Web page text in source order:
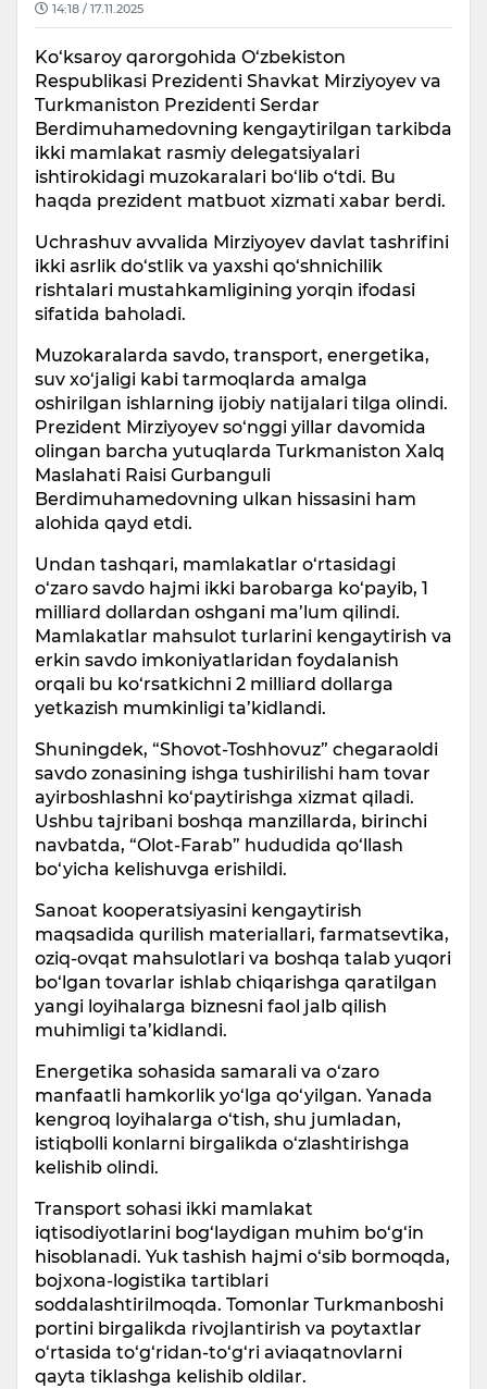
14:18 / 17.11.2025
Ko‘ksaroy qarorgohida O‘zbekiston
Respublikasi Prezidenti Shavkat Mirziyoyev va
Turkmaniston Prezidenti Serdar
Berdimuhamedovning kengaytirilgan tarkibda
ikki mamlakat rasmiy delegatsiyalari
ishtirokidagi muzokaralari bo‘lib o‘tdi. Bu
haqda prezident matbuot xizmati xabar berdi.
Uchrashuv avvalida Mirziyoyev davlat tashrifini
ikki asrlik do‘stlik va yaxshi qo‘shnichilik
rishtalari mustahkamligining yorqin ifodasi
sifatida baholadi.
Muzokaralarda savdo, transport, energetika,
suv xo‘jaligi kabi tarmoqlarda amalga
oshirilgan ishlarning ijobiy natijalari tilga olindi.
Prezident Mirziyoyev so‘nggi yillar davomida
olingan barcha yutuqlarda Turkmaniston Xalq
Maslahati Raisi Gurbanguli
Berdimuhamedovning ulkan hissasini ham
alohida qayd etdi.
Undan tashqari, mamlakatlar o‘rtasidagi
o‘zaro savdo hajmi ikki barobarga ko‘payib, 1
milliard dollardan oshgani ma’lum qilindi.
Mamlakatlar mahsulot turlarini kengaytirish va
erkin savdo imkoniyatlaridan foydalanish
orqali bu ko‘rsatkichni 2 milliard dollarga
yetkazish mumkinligi ta’kidlandi.
Shuningdek, “Shovot-Toshhovuz” chegaraoldi
savdo zonasining ishga tushirilishi ham tovar
ayirboshlashni ko‘paytirishga xizmat qiladi.
Ushbu tajribani boshqa manzillarda, birinchi
navbatda, “Olot-Farab” hududida qo‘llash
bo‘yicha kelishuvga erishildi.
Sanoat kooperatsiyasini kengaytirish
maqsadida qurilish materiallari, farmatsevtika,
oziq-ovqat mahsulotlari va boshqa talab yuqori
bo‘lgan tovarlar ishlab chiqarishga qaratilgan
yangi loyihalarga biznesni faol jalb qilish
muhimligi ta’kidlandi.
Energetika sohasida samarali va o‘zaro
manfaatli hamkorlik yo‘lga qo‘yilgan. Yanada
kengroq loyihalarga o‘tish, shu jumladan,
istiqbolli konlarni birgalikda o‘zlashtirishga
kelishib olindi.
Transport sohasi ikki mamlakat
iqtisodiyotlarini bog‘laydigan muhim bo‘g‘in
hisoblanadi. Yuk tashish hajmi o‘sib bormoqda,
bojxona-logistika tartiblari
soddalashtirilmoqda. Tomonlar Turkmanboshi
portini birgalikda rivojlantirish va poytaxtlar
o‘rtasida to‘g‘ridan-to‘g‘ri aviaqatnovlarni
qayta tiklashga kelishib oldilar.